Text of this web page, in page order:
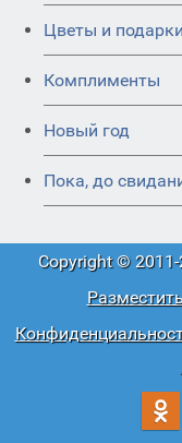
Цветы и подарки
Комплименты
Новый год
Пока, до
Copyright ©